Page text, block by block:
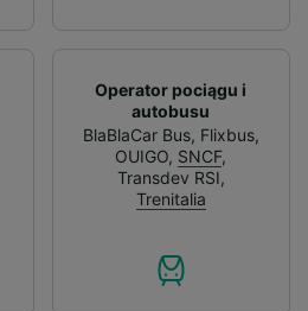
Operator pociągu i
autobusu
BlaBlaCar Bus, Flixbus,
OUIGO, SNCF,
Transdev RSI,
Trenitalia